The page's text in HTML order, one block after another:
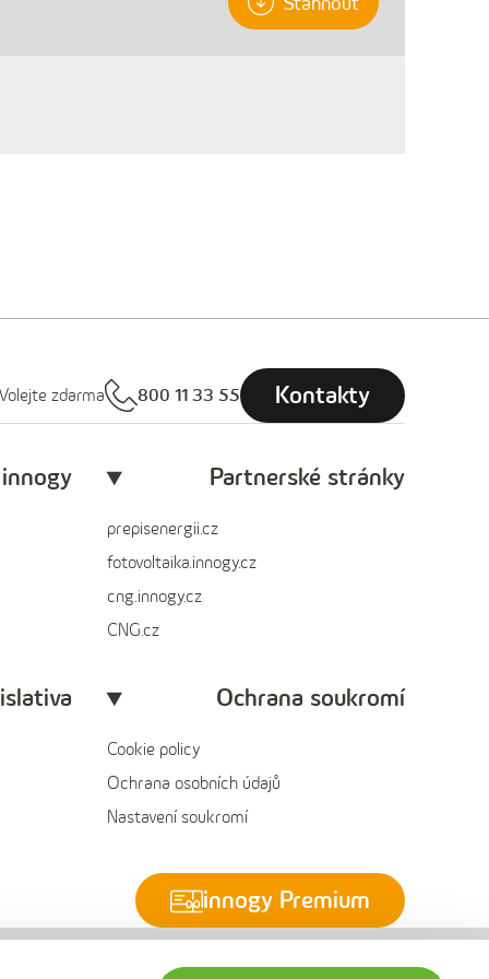
Volejte zdarma 800 11 33 55 Kontakty
Partnerské stránky
prepisenergii.cz
fotovoltaika.innogy.cz
cng.innogy.cz
CNG.cz
Ochrana soukromí
Cookie policy
Ochrana osobních údajů
Nastavení soukromí
innogy Premium